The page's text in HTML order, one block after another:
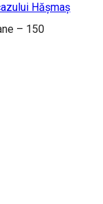
Hășmaș
– 150